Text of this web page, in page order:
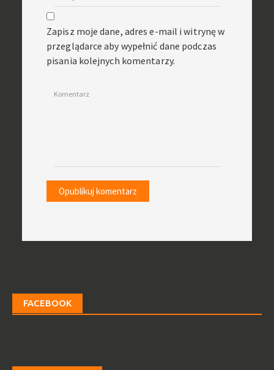
Zapisz moje dane, adres e-mail i witrynę w
przeglądarce aby wypełnić dane podczas
pisania kolejnych komentarzy.
Komentarz
FACEBOOK